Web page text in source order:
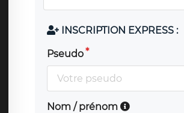
INSCRIPTION EXPRESS :
Pseudo
Nom / prénom